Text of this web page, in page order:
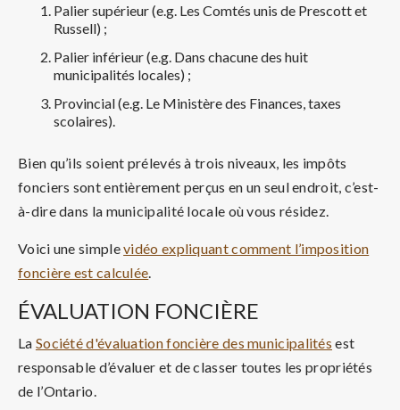
Palier supérieur (e.g. Les Comtés unis de Prescott et
Russell) ;
Palier inférieur (e.g. Dans chacune des huit
municipalités locales) ;
Provincial (e.g. Le Ministère des Finances, taxes
scolaires).
Bien qu’ils soient prélevés à trois niveaux, les impôts
fonciers sont entièrement perçus en un seul endroit, c’est-
à-dire dans la municipalité locale où vous résidez.
Voici une simplevidéo expliquant comment l’imposition
foncière est calculée.
ÉVALUATION FONCIÈRE
La Société d'évaluation foncière des municipalités est
responsable d’évaluer et de classer toutes les propriétés
de l’Ontario.